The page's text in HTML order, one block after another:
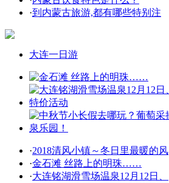
·到内蒙古旅游,都有哪些特别注
大连一日游
·2018清风小镇～冬日里最暖的风
·金石滩 丝路上的明珠……
·大连铭湖滑雪场温泉12月12日、